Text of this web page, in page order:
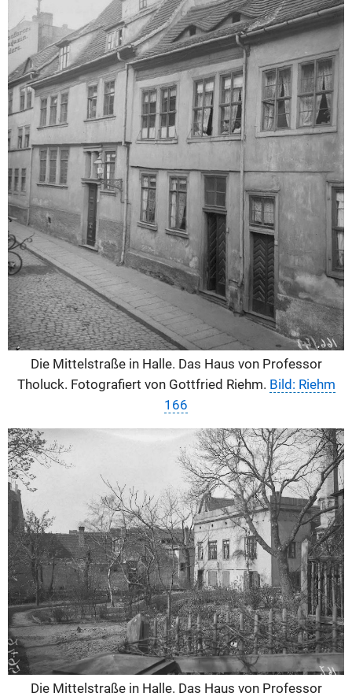
Die Mittelstraße in Halle. Das Haus von Professor
Tholuck. Fotografiert von Gottfried Riehm. Bild: Riehm
166
Die Mittelstraße in Halle. Das Haus von Professor